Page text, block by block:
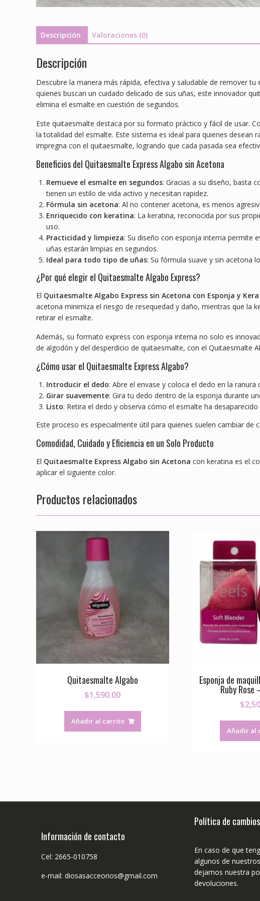
Descripción Valoraciones (0)
Descripción
Descubre la manera más rápida, efectiva y saludable de remover tu
quienes buscan un cuidado delicado de sus uñas, este innovador
elimina el esmalte en cuestión de segundos.
Este quitaesmalte destaca por su formato práctico y fácil de usar.
la totalidad del esmalte. Este sistema es ideal para quienes
impregna con el quitaesmalte, logrando que cada pasada sea
Beneficios del Quitaesmalte Express Algabo sin Acetona
Remueve el esmalte en segundos: Gracias a su diseño, basta
tienen un estilo de vida activo y necesitan rapidez.
Fórmula sin acetona: Al no contener acetona, es menos
Enriquecido con keratina: La keratina, reconocida por sus
uso.
Practicidad y limpieza: Su diseño con esponja interna permite
uñas estarán limpias en segundos.
Ideal para todo tipo de uñas: Su fórmula suave y sin acetona
¿Por qué elegir el Quitaesmalte Algabo Express?
El Quitaesmalte Algabo Express sin Acetona con Esponja y
acetona minimiza el riesgo de resequedad y daño, mientras que la
retirar el esmalte.
Además, su formato express con esponja interna no solo es
de algodón y del desperdicio de quitaesmalte, con el Quitaesmalte
¿Cómo usar el Quitaesmalte Express Algabo?
Introducir el dedo: Abre el envase y coloca el dedo en la ranura
Girar suavemente: Gira tu dedo dentro de la esponja durante
Listo: Retira el dedo y observa cómo el esmalte ha desaparecido
Este proceso es especialmente útil para quienes suelen cambiar
Comodidad, Cuidado y Eficiencia en un Solo Producto
El Quitaesmalte Express Algabo sin Acetona con keratina es el
aplicar el siguiente color.
Productos relacionados
Quitaesmalte Algabo
$1,590.00
Añadir al carrito
Esponja de
Ruby Rose
$
Añadir al
Información de contacto
Cel: 2665-010758
e-mail: diosasacceorios@gmail.com
Política de
En caso de que
algunos de
dejamos nuestra
devoluciones.